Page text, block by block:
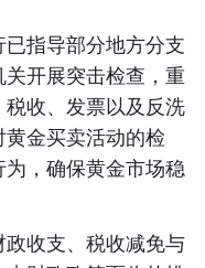
指导部分地方分支
开展突击检查，重
收、发票以及反洗
金买卖活动的检
，确保黄金市场稳
收支、税收减免与